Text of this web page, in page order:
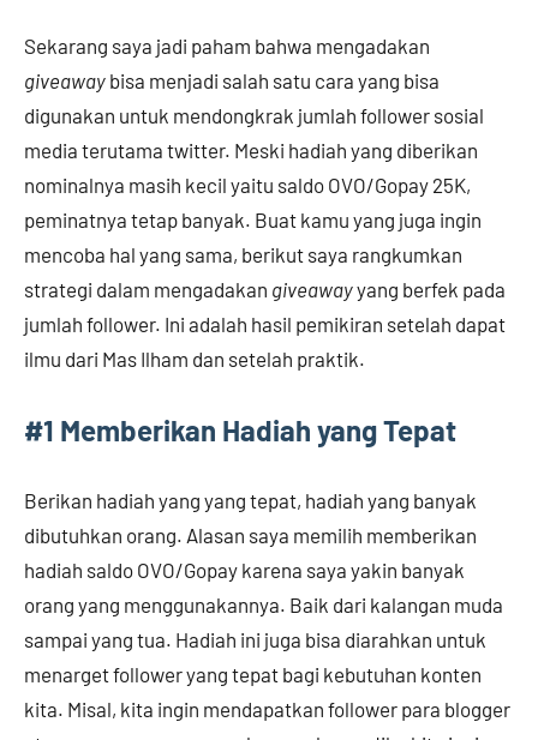
Sekarang saya jadi paham bahwa mengadakan
giveaway bisa menjadi salah satu cara yang bisa
digunakan untuk mendongkrak jumlah follower sosial
media terutama twitter. Meski hadiah yang diberikan
nominalnya masih kecil yaitu saldo OVO/Gopay 25K,
peminatnya tetap banyak. Buat kamu yang juga ingin
mencoba hal yang sama, berikut saya rangkumkan
strategi dalam mengadakan giveawayyang berfek pada
jumlah follower. Ini adalah hasil pemikiran setelah dapat
ilmu dari Mas Ilham dan setelah praktik.
#1 Memberikan Hadiah yang Tepat
Berikan hadiah yang yang tepat, hadiah yang banyak
dibutuhkan orang. Alasan saya memilih memberikan
hadiah saldo OVO/Gopay karena saya yakin banyak
orang yang menggunakannya. Baik dari kalangan muda
sampai yang tua. Hadiah ini juga bisa diarahkan untuk
menarget follower yang tepat bagi kebutuhan konten
kita. Misal, kita ingin mendapatkan follower para blogger